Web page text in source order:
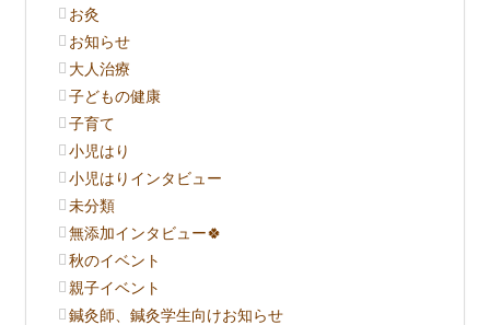
お灸
お知らせ
大人治療
子どもの健康
子育て
小児はり
小児はりインタビュー
未分類
無添加インタビュー🍀
秋のイベント
親子イベント
鍼灸師、鍼灸学生向けお知らせ